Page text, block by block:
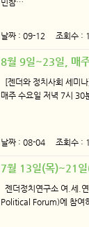
민참…
날짜 : 09-12 조회수 :
8월 9일~23일, 매
[젠더와 정치사회 세미
매주 수요일 저녁 7시
날짜 : 08-04 조회수 :
7월 13일(목)~21일
젠더정치연구소 여.세.
Political Forum)에 참여